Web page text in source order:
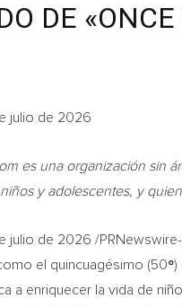
DE
julio de 2026
es una organización sin
y adolescentes, y
julio de 2026 /
el quincuagésimo (50º)
a enriquecer la vida de